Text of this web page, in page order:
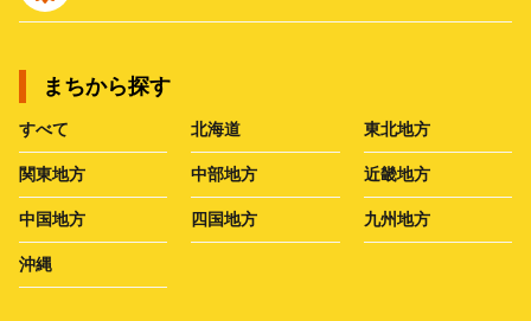
まちから探す
すべて 北海道 東北地方
関東地方 中部地方 近畿地方
中国地方 四国地方 九州地方
沖縄